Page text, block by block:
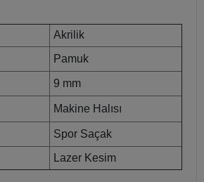
Akrilik
Pamuk
9 mm
Makine Halısı
Spor Saçak
Lazer Kesim